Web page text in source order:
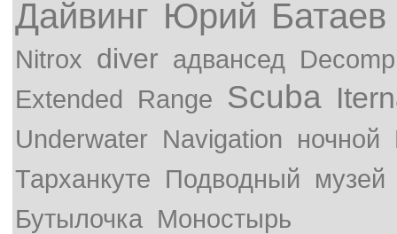
Дайвинг Юрий Батаев
Nitrox diver адвансед
Extended
Range Scuba
Underwater Navigation ночной
Тарханкуте Подводный
музей
Бутылочка
Моностырь